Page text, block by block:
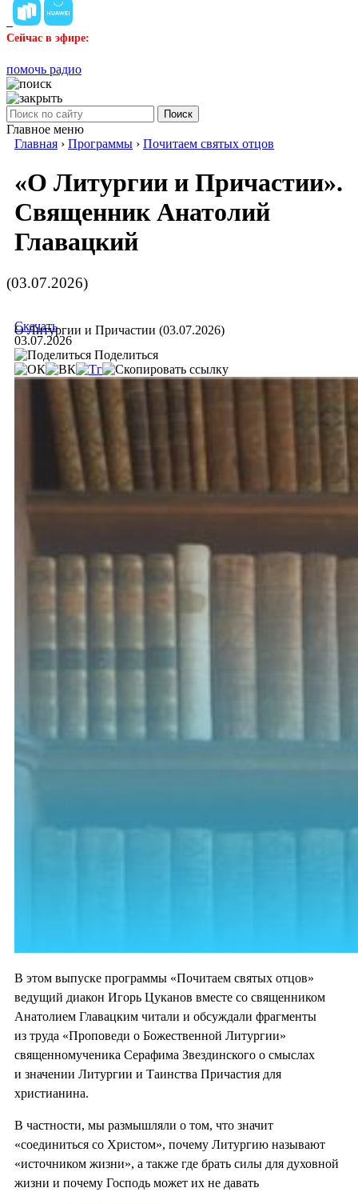
Сейчас в эфире:
помочь радио
Поиск
Главное меню
Главная › Программы › Почитаем святых отцов
«О Литургии и Причастии».
Священник Анатолий
Главацкий
(03.07.2026)
О Литургии и Причастии (03.07.2026)
Скачать
03.07.2026
Поделиться
В этом выпуске программы «Почитаем святых отцов»
ведущий диакон Игорь Цуканов вместе со священником
Анатолием Главацким читали и обсуждали фрагменты
из труда «Проповеди о Божественной Литургии»
священномученика Серафима Звездинского о смыслах
и значении Литургии и Таинства Причастия для
христианина.
В частности, мы размышляли о том, что значит
«соединиться со Христом», почему Литургию называют
«источником жизни», а также где брать силы для духовной
жизни и почему Господь может их не давать